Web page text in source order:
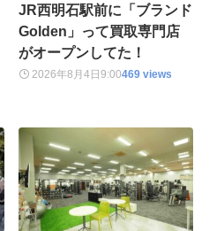
JR西明石駅前に「ブランド
Golden」って買取専門店
がオープンしてた！
2026年8月4日9:00469 views